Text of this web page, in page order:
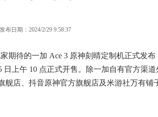
布日期：2024/2/29 9:58:37
待的一加 Ace 3 原神刻晴定制机正式发布
日上午 10 点正式开售。除一加自有官方渠道
舰店、抖音原神官方旗舰店及米游社万有铺